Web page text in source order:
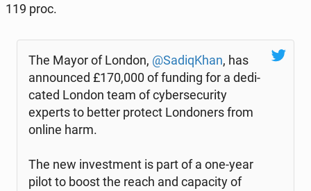
119 proc.
The Mayor of London, @Sa­di­qKhan, has
an­no­un­ced £170,000 of funding for a de­di­
ca­ted London team of cy­ber­se­cu­ri­ty
experts to better protect Lon­do­ners from
online harm.
The new in­ve­st­ment is part of a one-year
pilot to boost the reach and ca­pa­ci­ty of